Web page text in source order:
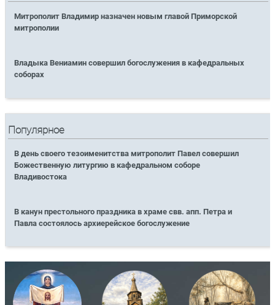
Митрополит Владимир назначен новым главой Приморской
митрополии
Владыка Вениамин совершил богослужения в кафедральных
соборах
Популярное
В день своего тезоименитства митрополит Павел совершил
Божественную литургию в кафедральном соборе
Владивостока
В канун престольного праздника в храме свв. апп. Петра и
Павла состоялось архиерейское богослужение